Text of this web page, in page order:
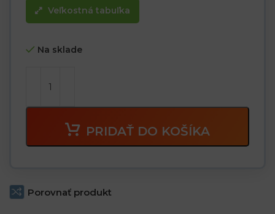
Veľkostná tabuľka
Na sklade
PRIDAŤ DO KOŠÍKA
Porovnať produkt